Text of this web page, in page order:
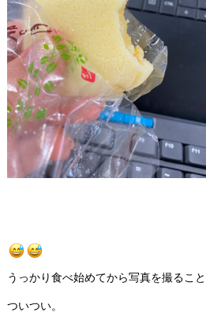
うっかり食べ始めてから写真を撮るこ
ついつい。